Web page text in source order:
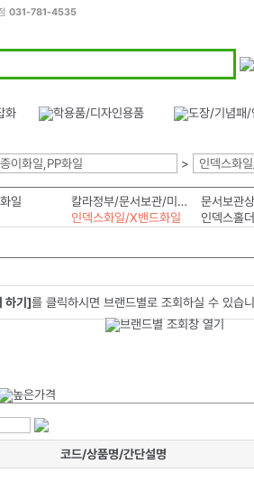
031-781-4535
종이화일,PP화일 > 인덱스화
일 칼라정부/문서보관/미색화일 문서보관
인덱스화일/X밴드화일 인덱스홀더
하기]를 클릭하시면 브랜드별로 조회하실 수 있습
코드/상품명/간단설명